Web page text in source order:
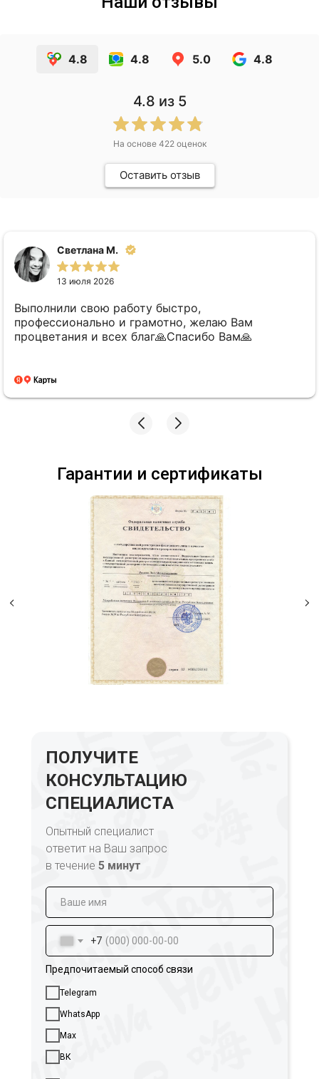
4.8 4.8 5.0 4.8
4.8 из 5
На основе 422оценок
Оставить отзыв
Светлана М.
13 июля 2026
Выполнили свою работу быстро,
профессионально и грамотно, желаю Вам
процветания и всех благ🙏Спасибо Вам🙏
Гарантии и сертификаты
ПОЛУЧИТЕ
КОНСУЛЬТАЦИЮ
СПЕЦИАЛИСТА
Опытный специалист
ответит на Ваш запрос
в течение 5 минут
+7
Предпочитаемый способ связи
Telegram
WhatsApp
Max
ВК